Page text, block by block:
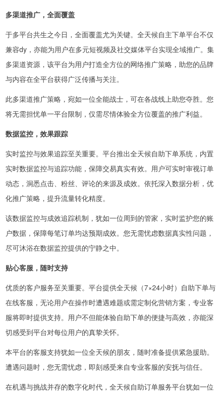
多渠道推广，全面覆盖
于多平台共生之今日，全面覆盖尤为关键。全天候自主下单平台不仅
兼容dy，亦能为用户在多元短视频及社交媒体平台实现全域推广。集
多渠道资源，该平台为用户打造全方位的网络推广策略，助您的品牌
与内容在全平台获得广泛传播与关注。
此多渠道推广策略，宛如一位全能战士，可在各战线上助您夺胜。您
将无需担忧单一平台限制，仅需尽情体验全方位覆盖的推广利益。
数据监控，效果跟踪
实时监控与效果追踪至关重要。平台推出全天候自助下单系统，内置
实时数据监控与追踪功能，保障交易真实有效。用户可实时审视订单
动态，洞悉点击、粉丝、评论的来源及成效。依托深入数据分析，优
化推广策略，提升流量转化精度。
该数据监控与成效追踪机制，犹如一位周到的管家，实时监护您的账
户数据，保障每笔订单均达预期成效。您无需忧虑数据真实性问题，
尽可沐浴在数据监控提供的宁静之中。
贴心客服，随时支持
优质的客户服务至关重要。平台提供全天候（7×24小时）自助下单与
在线客服，无论用户在操作时遭遇难题或需定制化营销方案，专业客
服将即时提供支持。用户不但能体验自助下单的便捷与高效，亦能深
切感受到平台对每位用户的真挚关怀。
本平台的客服支持犹如一位全天候的朋友，随时准备提供紧急援助。
遭遇问题时，您无需忧虑，即刻感受来自专业客服的安抚与信任。
在机遇与挑战并存的数字化时代，全天候自助订单服务平台犹如一位